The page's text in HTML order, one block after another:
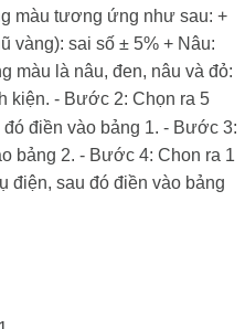
màu tương ứng như sau: +
vàng): sai số ± 5% + Nâu:
màu là nâu, đen, nâu và đỏ:
kiện. - Bước 2: Chọn ra 5
điền vào bảng 1. - Bước 3:
bảng 2. - Bước 4: Chon ra 1
điện, sau đó điền vào bảng